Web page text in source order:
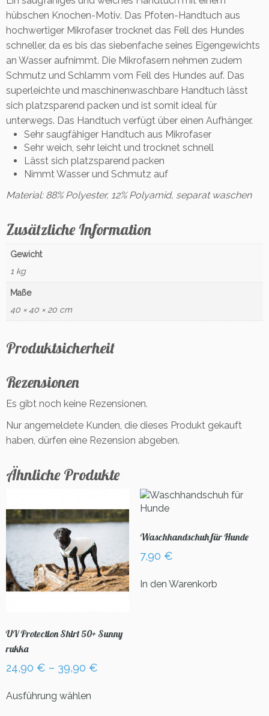
n
g
hübschen Knochen-Motiv. Das Pfoten-Handtuch aus
hochwertiger Mikrofaser trocknet das Fell des Hundes
schneller, da es bis das siebenfache seines Eigengewichts
an Wasser aufnimmt. Die Mikrofasern nehmen zudem
Schmutz und Schlamm vom Fell des Hundes auf. Das
superleichte und maschinenwaschbare Handtuch lässt
sich platzsparend packen und ist somit ideal für
unterwegs. Das Handtuch verfügt über einen Aufhänger.
Sehr saugfähiger Handtuch aus Mikrofaser
Sehr weich, sehr leicht und trocknet schnell
Lässt sich platzsparend packen
Nimmt Wasser und Schmutz auf
Material: 88% Polyester, 12% Polyamid, separat waschen
Zusätzliche Information
Gewicht
1 kg
Maße
40 × 40 × 20 cm
Produktsicherheit
Rezensionen
Es gibt noch keine Rezensionen.
Nur angemeldete Kunden, die dieses Produkt gekauft
haben, dürfen eine Rezension abgeben.
Ähnliche Produkte
UV Protection Shirt 50+ Sunny
rukka
24,90 € – 39,90 €
Ausführung wählen
Waschhandschuh für Hunde
7,90 €
In den Warenkorb